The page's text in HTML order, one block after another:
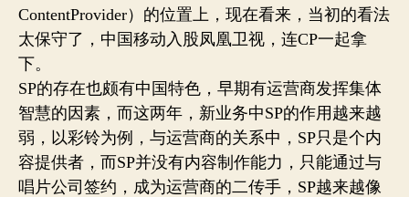
ContentProvider）的位置上，现在看来，当初的看法
太保守了，中国移动入股凤凰卫视，连CP一起拿
下。
SP的存在也颇有中国特色，早期有运营商发挥集体
智慧的因素，而这两年，新业务中SP的作用越来越
弱，以彩铃为例，与运营商的关系中，SP只是个内
容提供者，而SP并没有内容制作能力，只能通过与
唱片公司签约，成为运营商的二传手，SP越来越像